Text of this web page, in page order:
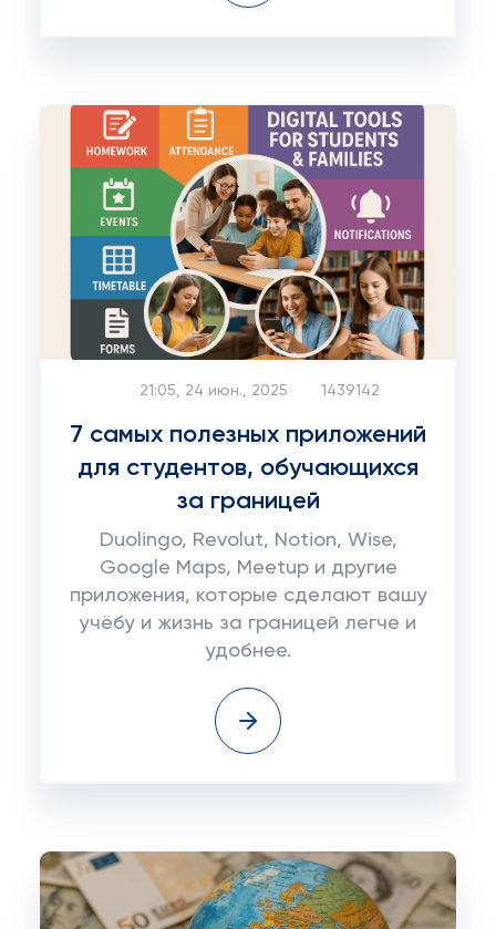
21:05, 24 июн., 2025 1439142
7 самых полезных приложений
для студентов, обучающихся
за границей
Duolingo, Revolut, Notion, Wise,
Google Maps, Meetup и другие
приложения, которые сделают вашу
учёбу и жизнь за границей легче и
удобнее.